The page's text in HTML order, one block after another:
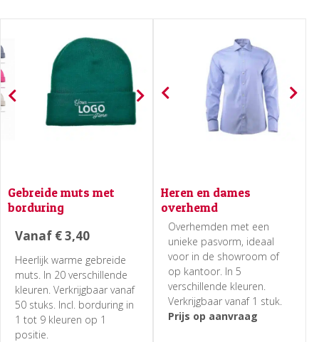
Gebreide muts met
borduring
Vanaf €3,40
Heerlijk warme gebreide
muts. In 20 verschillende
kleuren. Verkrijgbaar vanaf
50 stuks. Incl. borduring in
1 tot 9 kleuren op 1
positie.
Heren en dames
overhemd
Overhemden met een
unieke pasvorm, ideaal
voor in de showroom of
op kantoor. In 5
verschillende kleuren.
Verkrijgbaar vanaf 1 stuk.
Prijs op aanvraag